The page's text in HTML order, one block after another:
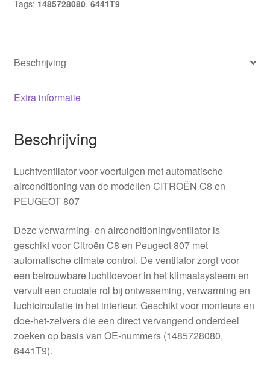
6441T9
Tags: 1485728080, 6441T9
Beschrijving
Extra informatie
Beschrijving
Luchtventilator voor voertuigen met automatische
airconditioning van de modellen CITROËN C8 en
PEUGEOT 807
Deze verwarming- en airconditioningventilator is
geschikt voor Citroën C8 en Peugeot 807 met
automatische climate control. De ventilator zorgt voor
een betrouwbare luchttoevoer in het klimaatsysteem en
vervult een cruciale rol bij ontwaseming, verwarming en
luchtcirculatie in het interieur. Geschikt voor monteurs en
doe-het-zelvers die een direct vervangend onderdeel
zoeken op basis van OE-nummers (1485728080,
6441T9).